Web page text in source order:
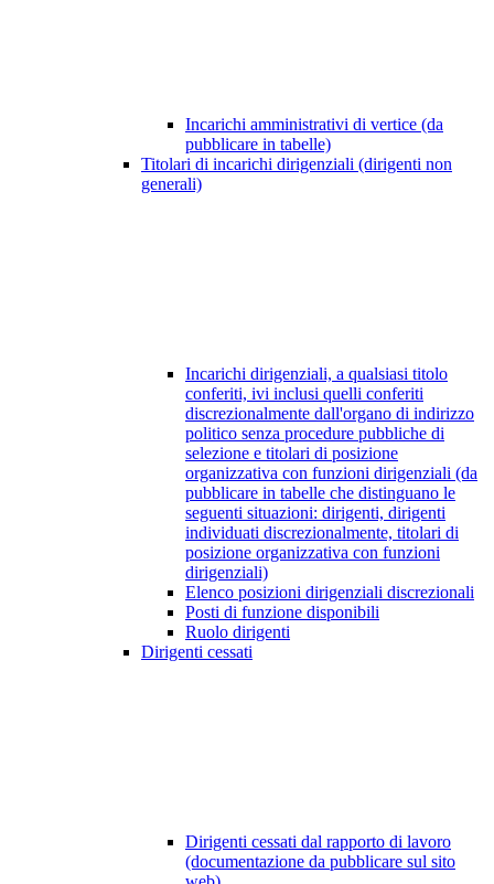
Incarichi amministrativi di vertice (da
pubblicare in tabelle)
Titolari di incarichi dirigenziali (dirigenti non
generali)
Incarichi dirigenziali, a qualsiasi titolo
conferiti, ivi inclusi quelli conferiti
discrezionalmente dall'organo di indirizzo
politico senza procedure pubbliche di
selezione e titolari di posizione
organizzativa con funzioni dirigenziali (da
pubblicare in tabelle che distinguano le
seguenti situazioni: dirigenti, dirigenti
individuati discrezionalmente, titolari di
posizione organizzativa con funzioni
dirigenziali)
Elenco posizioni dirigenziali discrezionali
Posti di funzione disponibili
Ruolo dirigenti
Dirigenti cessati
Dirigenti cessati dal rapporto di lavoro
(documentazione da pubblicare sul sito